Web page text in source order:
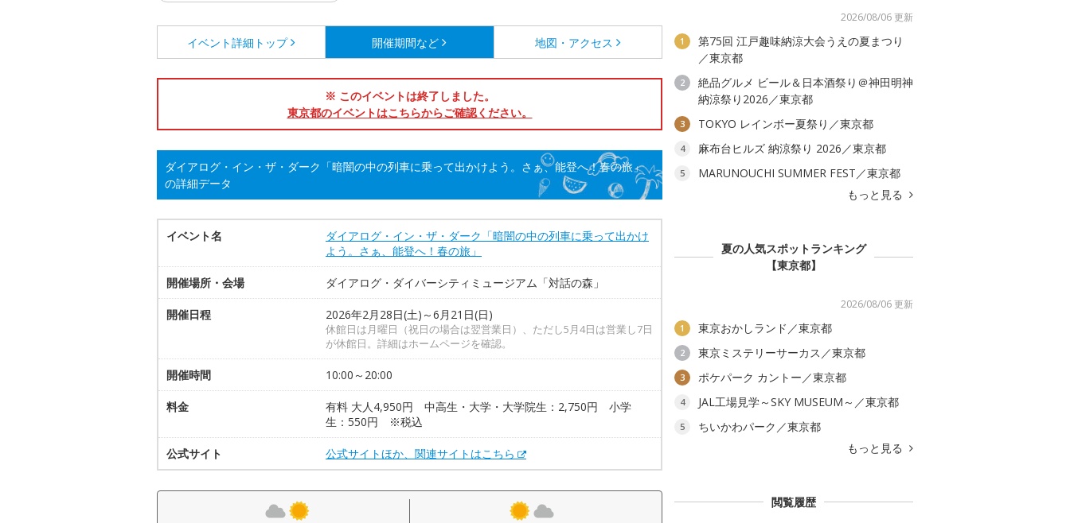
イベント詳細 トップ 開催期間など 地図・アクセス
※ このイベントは終了しました。
東京都のイベントはこちらからご確認ください。
ダイアログ・イン・ザ・ダーク「暗闇の中の列車に乗って出かけよう。さぁ、能登へ！春の旅」
の詳細データ
イベント名
ダイアログ・イン・ザ・ダーク「暗闇の中の列車に乗って出かけ
よう。さぁ、能登へ！春の旅」
開催場所・会場 ダイアログ・ダイバーシティミュージアム「対話の森」
開催日程 2026年2月28日(土)～6月21日(日)
休館日は月曜日（祝日の場合は翌営業日）、ただし5月4日は営業し7日
が休館日。詳細はホームページを確認。
開催時間 10:00～20:00
料金
有料 大人4,950円 中高生・大学・大学院生：2,750円 小学
生：550円 ※税込
公式サイト 公式サイトほか、関連サイトはこちら
2026/08/06 更新
1
第75回 江戸趣味納涼大会うえの夏まつり
／東京都
2
絶品グルメ ビール＆日本酒祭り＠神田明神
納涼祭り2026／東京都
3 TOKYO レインボー夏祭り／東京都
4 麻布台ヒルズ 納涼祭り 2026／東京都
5
MARUNOUCHI SUMMER FEST／東京都
もっと見る
夏の人気スポットランキング
【東京都】
2026/08/06 更新
1 東京おかしランド／東京都
2 東京ミステリーサーカス／東京都
3 ポケパーク カントー／東京都
4 JAL工場見学～SKY MUSEUM～／東京都
5
ちいかわパーク／東京都
もっと見る
閲覧履歴